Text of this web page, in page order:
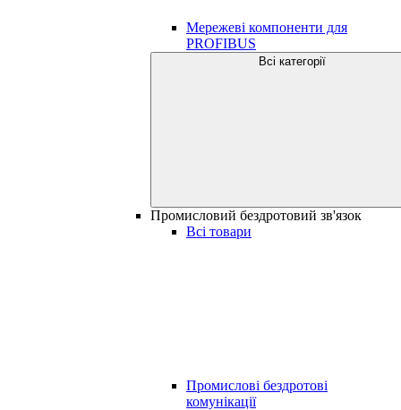
Мережеві компоненти для
PROFIBUS
Всі категорії
Промисловий бездротовий зв'язок
Всі товари
Промислові бездротові
комунікації